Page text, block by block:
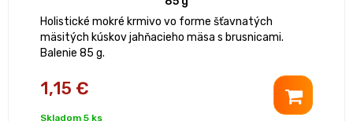
Holistické mokré krmivo vo forme šťavnatých
mäsitých kúskov jahňacieho mäsa s brusnicami.
Balenie 85 g.
1,15 €
Skladom 5 ks